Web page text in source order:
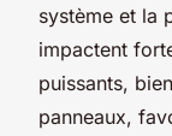
système et la
impactent
puissants,
panneaux,